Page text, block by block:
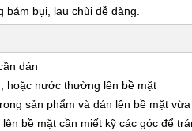
bám bụi, lau chùi dễ dàng.
dán
hoặc nước thường lên bề mặt
sản phẩm và dán lên bề mặt
lên bề mặt cần miết kỹ các góc để